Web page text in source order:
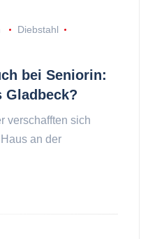
Diebstahl
bei Seniorin:
Gladbeck?
verschafften sich
an der